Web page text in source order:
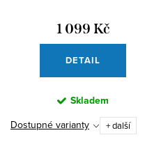
1 099 Kč
DETAIL
Skladem
Dostupné varianty + další